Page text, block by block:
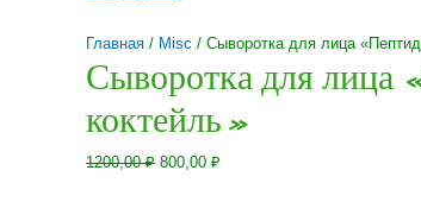
Главная / Misc / Сыворотка для лица
Сыворотка для лица
коктейль»
1200,00₽ Первоначальная
800,00 ₽